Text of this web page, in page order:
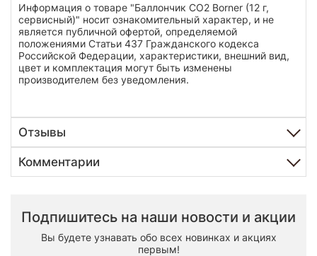
Информация о товаре "Баллончик CO2 Borner (12 г,
сервисный)" носит ознакомительный характер, и не
является публичной офертой, определяемой
положениями Статьи 437 Гражданского кодекса
Российской Федерации, характеристики, внешний вид,
цвет и комплектация могут быть изменены
производителем без уведомления.
Отзывы
Комментарии
Подпишитесь на наши новости и акции
Вы будете узнавать обо всех новинках и акциях
первым!